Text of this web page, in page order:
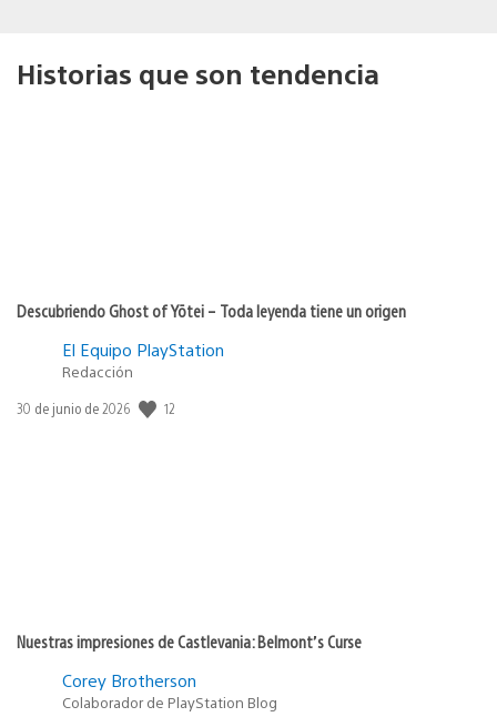
Historias que son tendencia
Descubriendo Ghost of Yōtei – Toda leyenda tiene un origen
El Equipo PlayStation
Redacción
Fecha
30 de junio de 2026 12
Nuestras impresiones de Castlevania: Belmont’s Curse
Corey Brotherson
Colaborador de PlayStation Blog